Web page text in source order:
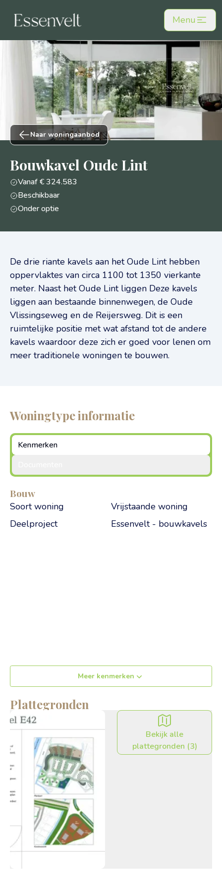
Menu
Naar woningaanbod
Bouwkavel Oude Lint
Vanaf € 324.583
Beschikbaar
Onder optie
De drie riante kavels aan het Oude Lint hebben
oppervlaktes van circa 1100 tot 1350 vierkante
meter. Naast het Oude Lint liggen Deze kavels
liggen aan bestaande binnenwegen, de Oude
Vlissingseweg en de Reijersweg. Dit is een
ruimtelijke positie met wat afstand tot de andere
kavels waardoor deze zich er goed voor lenen om
meer traditionele woningen te bouwen.
Woningtype informatie
Kenmerken
Bouw
FeatureValue
Soort woning
Vrijstaande woning
Deelproject
Essenvelt - bouwkavels
Meer kenmerken
Plattegronden
Bekijk alle
plattegronden (3)